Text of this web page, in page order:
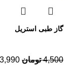
گاز طبی استریل
4,500 تومان 3,990